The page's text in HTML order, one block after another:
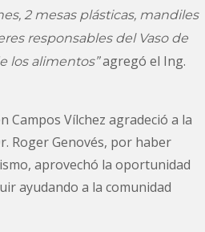
2 mesas plásticas, mandiles
responsables del Vaso de
los alimentos”agregó el Ing.
Campos Vílchez agradeció a la
Roger Genovés, por haber
aprovechó la oportunidad
ayudando a la comunidad